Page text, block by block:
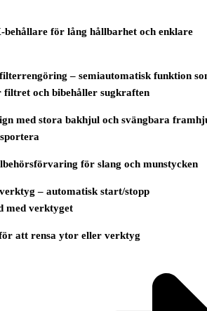
för lång hållbarhet och enklare
– semiautomatisk funktion
filtret och bibehåller sugkraften
med stora bakhjul och svängbara
för slang och munstycken
– automatisk start/stopp
med verktyget
att rensa ytor eller verktyg